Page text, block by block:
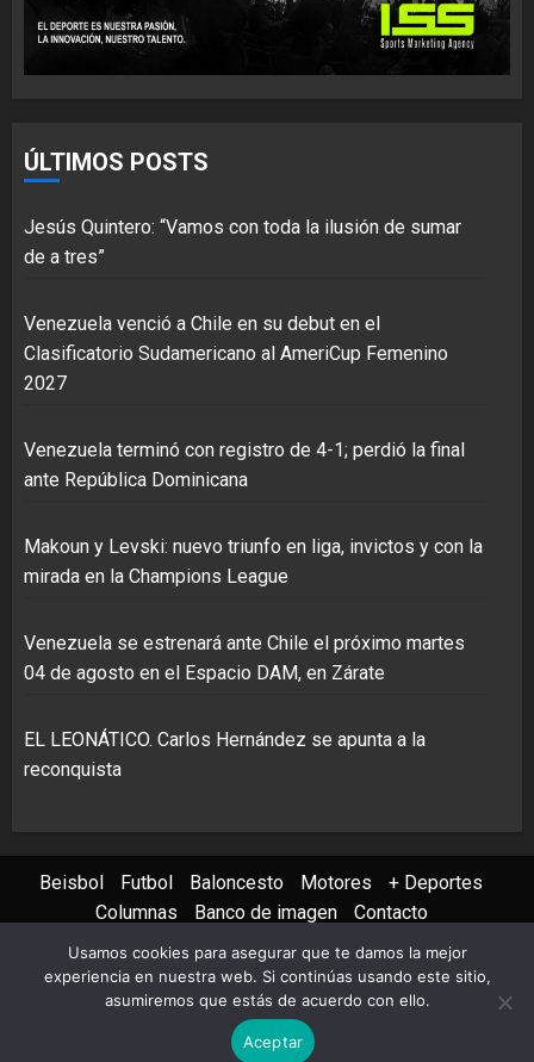
ÚLTIMOS POSTS
Jesús Quintero: “Vamos con toda la ilusión de sumar
de a tres”
Venezuela venció a Chile en su debut en el
Clasificatorio Sudamericano al AmeriCup Femenino
2027
Venezuela terminó con registro de 4-1; perdió la final
ante República Dominicana
Makoun y Levski: nuevo triunfo en liga, invictos y con la
mirada en la Champions League
Venezuela se estrenará ante Chile el próximo martes
04 de agosto en el Espacio DAM, en Zárate
EL LEONÁTICO. Carlos Hernández se apunta a la
reconquista
Beisbol Futbol Baloncesto Motores
+ Deportes
Columnas
Banco de imagen Contacto
Instagram
X YoutubeFacebook
TikTok
Copyright © 2022 AVS PHOTO REPORT All rights reserved
ChromeNews
by AF themes.
Usamos cookies para asegurar que te damos la mejor
experiencia en nuestra web. Si continúas usando este sitio,
asumiremos que estás de acuerdo con ello.
Aceptar